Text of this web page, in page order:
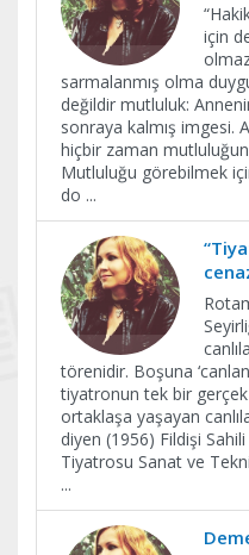
için
sarmalanmış olma
değildir mutluluk:
sonraya kalmış imgesi.
hiçbir zaman
Mutluluğu görebilmek
do ...
törenidir. Boşuna
tiyatronun tek bir
ortaklaşa yaşayan
diyen (1956) Fildişi
Tiyatrosu Sanat ve
...